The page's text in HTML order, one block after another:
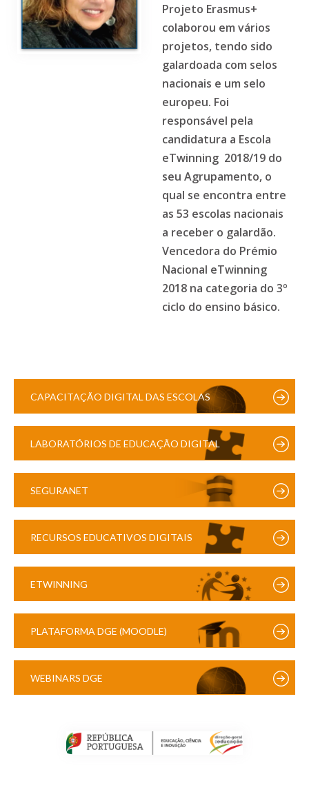
Projeto Erasmus+
colaborou em vários
projetos, tendo sido
galardoada com selos
nacionais e um selo
europeu. Foi
responsável pela
candidatura a Escola
eTwinning 2018/19 do
seu Agrupamento, o
qual se encontra entre
as 53 escolas nacionais
a receber o galardão.
Vencedora do Prémio
Nacional eTwinning
2018 na categoria do 3º
ciclo do ensino básico.
CAPACITAÇÃO DIGITAL DAS ESCOLAS
LABORATÓRIOS DE EDUCAÇÃO DIGITAL
SEGURANET
RECURSOS EDUCATIVOS DIGITAIS
ETWINNING
PLATAFORMA DGE (MOODLE)
WEBINARS DGE